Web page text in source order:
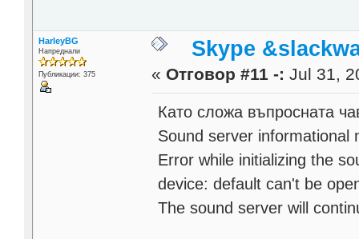
HarleyBG
Напреднали
Публикации: 375
Skype
« Отговор #11 -: Jul 31,
Като сложа въпросната
Sound server informational
Error while initializing the
device: default can't be
The sound server will